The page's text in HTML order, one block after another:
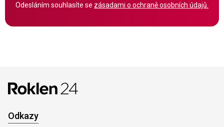
Odesláním souhlasíte se zásadami o ochraně osobních údajů.
Odkazy